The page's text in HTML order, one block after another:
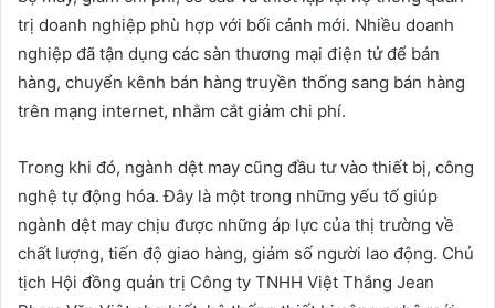
trị doanh nghiệp phù hợp với bối cảnh mới. Nhiều doanh
nghiệp đã tận dụng các sàn thương mại điện tử để bán
hàng, chuyển kênh bán hàng truyền thống sang bán hàng
trên mạng internet, nhằm cắt giảm chi phí.
Trong khi đó, ngành dệt may cũng đầu tư vào thiết bị, công
nghệ tự động hóa. Đây là một trong những yếu tố giúp
ngành dệt may chịu được những áp lực của thị trường về
chất lượng, tiến độ giao hàng, giảm số người lao động. Chủ
tịch Hội đồng quản trị Công ty TNHH Việt Thắng Jean